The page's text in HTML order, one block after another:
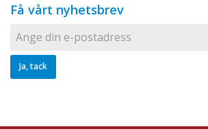
Få vårt nyhetsbrev